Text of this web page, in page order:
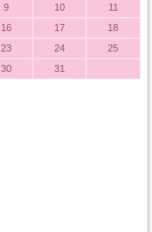
9 10
11
16 17
18
23 24
25
30
31